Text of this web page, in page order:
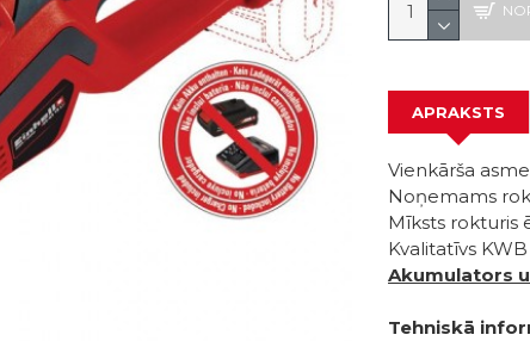
APRAKSTS
Vienkārša
Noņemams
Mīksts rokturis
Kvalitatīvs
Akumulators
Tehniskā